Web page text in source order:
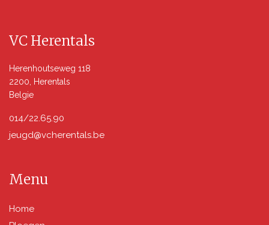
VC Herentals
Herenhoutseweg 118
2200, Herentals
Belgie
014/22.65.90
jeugd@vcherentals.be
Menu
Home